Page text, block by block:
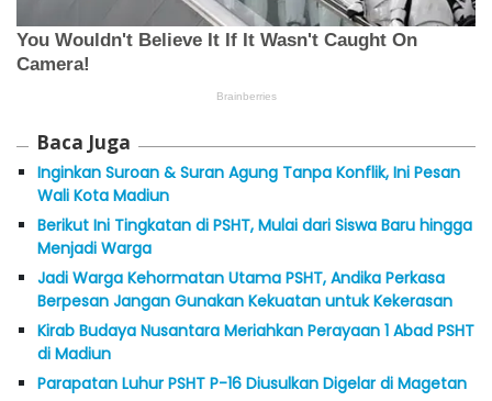
Baca Juga
Inginkan Suroan & Suran Agung Tanpa Konflik, Ini Pesan
Wali Kota Madiun
Berikut Ini Tingkatan di PSHT, Mulai dari Siswa Baru hingga
Menjadi Warga
Jadi Warga Kehormatan Utama PSHT, Andika Perkasa
Berpesan Jangan Gunakan Kekuatan untuk Kekerasan
Kirab Budaya Nusantara Meriahkan Perayaan 1 Abad PSHT
di Madiun
Parapatan Luhur PSHT P-16 Diusulkan Digelar di Magetan